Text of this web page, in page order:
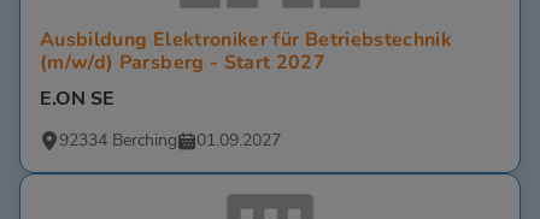
Ausbildung Elektroniker für Betriebstechnik
(m/w/d) Parsberg - Start 2027
E.ON SE
92334 Berching 01.09.2027